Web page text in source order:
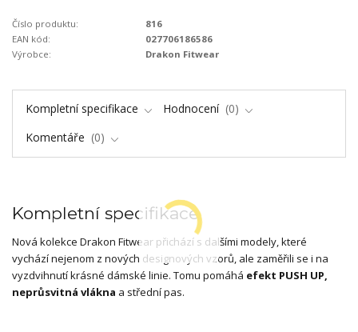
Číslo produktu:
816
EAN kód:
027706186586
Výrobce:
Drakon Fitwear
Kompletní specifikace Hodnocení
0
Komentáře
0
Kompletní specifikace
Nová kolekce Drakon Fitwear přichází s dalšími modely, které
vychází nejenom z nových designových vzorů, ale zaměřili se i na
vyzdvihnutí krásné dámské linie. Tomu pomáhá efekt PUSH UP,
neprůsvitná vlákna a střední pas.